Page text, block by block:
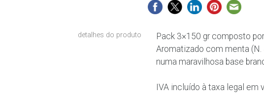
detalhes do produto
Pack 3×150 gr composto
Aromatizado com menta
numa maravilhosa base
IVA incluído à taxa legal em